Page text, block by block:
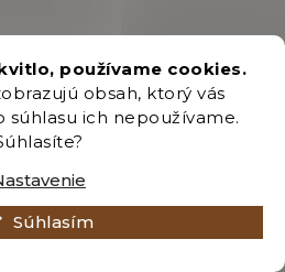
používame cookies.
obsah, ktorý vás
súhlasu ich nepoužívame.
Súhlasím